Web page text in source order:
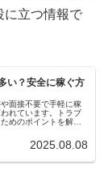
に立つ情報で
い？安全に稼ぐ方
面接不要で手軽に稼
れています。トラブ
めのポイントを解説
2025.08.08